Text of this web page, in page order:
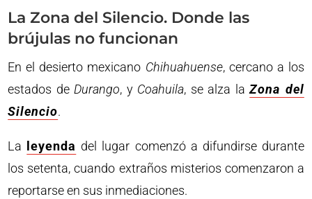
La Zona del Silencio. Donde las
brújulas no funcionan
En el desierto mexicano Chihuahuense, cercano a los
estados deDurango, y Coahuila, se alza laZona del
Silencio.
La leyenda del lugar comenzó a difundirse durante
los setenta, cuando extraños misterios comenzaron a
reportarse en sus inmediaciones.